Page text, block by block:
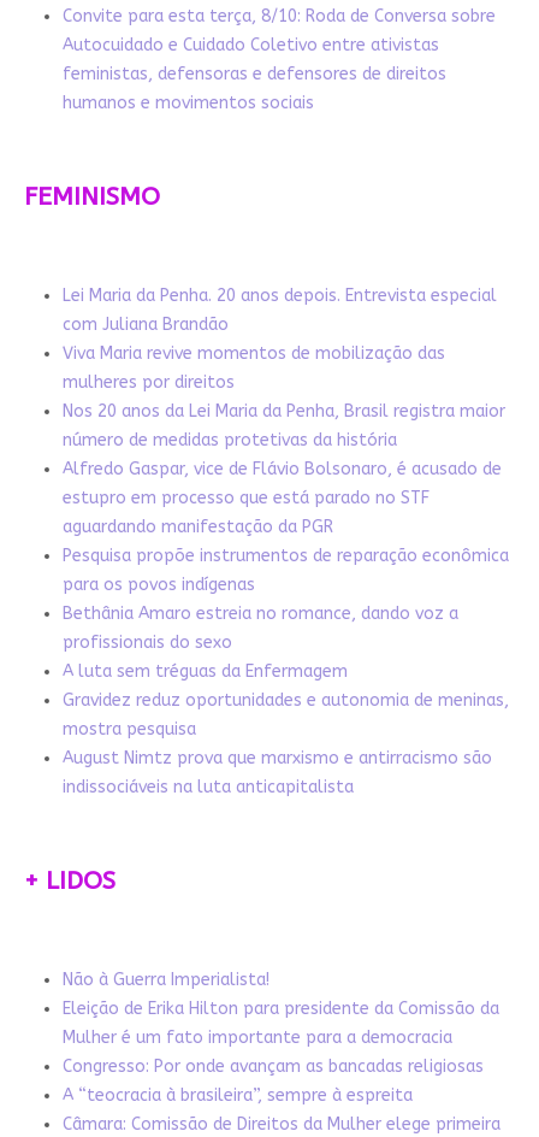
Convite para esta terça, 8/10: Roda de Conversa sobre
Autocuidado e Cuidado Coletivo entre ativistas
feministas, defensoras e defensores de direitos
humanos e movimentos sociais
FEMINISMO
Lei Maria da Penha. 20 anos depois. Entrevista especial
com Juliana Brandão
Viva Maria revive momentos de mobilização das
mulheres por direitos
Nos 20 anos da Lei Maria da Penha, Brasil registra maior
número de medidas protetivas da história
Alfredo Gaspar, vice de Flávio Bolsonaro, é acusado de
estupro em processo que está parado no STF
aguardando manifestação da PGR
Pesquisa propõe instrumentos de reparação econômica
para os povos indígenas
Bethânia Amaro estreia no romance, dando voz a
profissionais do sexo
A luta sem tréguas da Enfermagem
Gravidez reduz oportunidades e autonomia de meninas,
mostra pesquisa
August Nimtz prova que marxismo e antirracismo são
indissociáveis na luta anticapitalista
+ LIDOS
Não à Guerra Imperialista!
Eleição de Erika Hilton para presidente da Comissão da
Mulher é um fato importante para a democracia
Congresso: Por onde avançam as bancadas religiosas
A “teocracia à brasileira”, sempre à espreita
Câmara: Comissão de Direitos da Mulher elege primeira